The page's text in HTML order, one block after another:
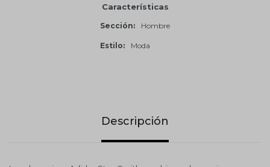
Características
Sección Hombre
Estilo Moda
Descripción